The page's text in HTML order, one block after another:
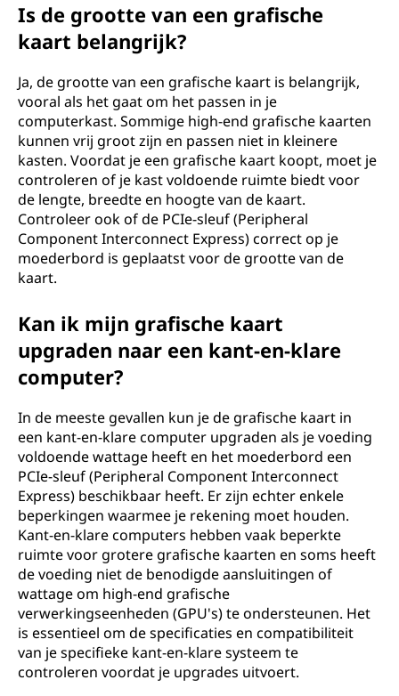
Is de grootte van een grafische
kaart belangrijk?
Ja, de grootte van een grafische kaart is belangrijk,
vooral als het gaat om het passen in je
computerkast. Sommige high-end grafische kaarten
kunnen vrij groot zijn en passen niet in kleinere
kasten. Voordat je een grafische kaart koopt, moet je
controleren of je kast voldoende ruimte biedt voor
de lengte, breedte en hoogte van de kaart.
Controleer ook of de PCIe-sleuf (Peripheral
Component Interconnect Express) correct op je
moederbord is geplaatst voor de grootte van de
kaart.
Kan ik mijn grafische kaart
upgraden naar een kant-en-klare
computer?
In de meeste gevallen kun je de grafische kaart in
een kant-en-klare computer upgraden als je voeding
voldoende wattage heeft en het moederbord een
PCIe-sleuf (Peripheral Component Interconnect
Express) beschikbaar heeft. Er zijn echter enkele
beperkingen waarmee je rekening moet houden.
Kant-en-klare computers hebben vaak beperkte
ruimte voor grotere grafische kaarten en soms heeft
de voeding niet de benodigde aansluitingen of
wattage om high-end grafische
verwerkingseenheden (GPU's) te ondersteunen. Het
is essentieel om de specificaties en compatibiliteit
van je specifieke kant-en-klare systeem te
controleren voordat je upgrades uitvoert.